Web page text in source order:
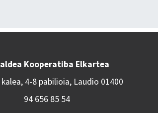
Kooperatiba Elkartea
4-8 pabilioia, Laudio 01400
94 656 85 54